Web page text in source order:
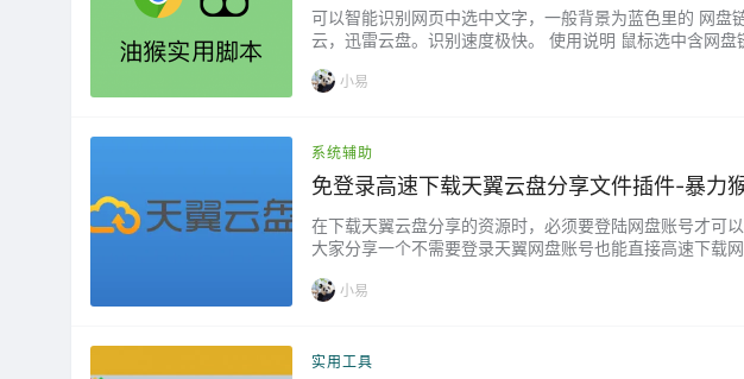
可以智能识别网页中选中文字，一般背景为蓝色里的 网
云，迅雷云盘。识别速度极快。 使用说明 鼠标选中含网
小易
系统辅助
免登录高速下载天翼云盘分享文件插件-暴力
在下载天翼云盘分享的资源时，必须要登陆网盘账号才可
大家分享一个不需要登录天翼网盘账号也能直接高速下载
小易
实用工具